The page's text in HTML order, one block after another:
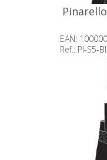
EAN:
Ref.: PI-S5-